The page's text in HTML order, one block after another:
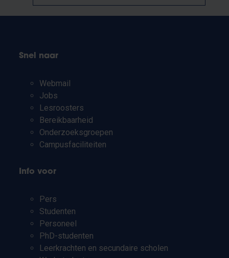
Snel naar
Webmail
Jobs
Lesroosters
Bereikbaarheid
Onderzoeksgroepen
Campusfaciliteiten
Info voor
Pers
Studenten
Personeel
PhD-studenten
Leerkrachten en secundaire scholen